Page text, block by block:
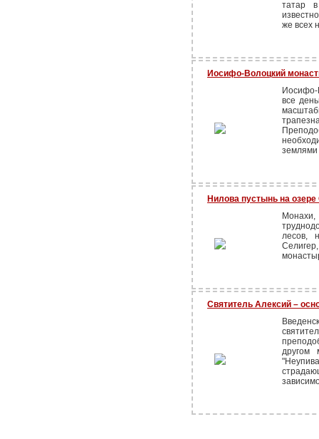
татар
же всех
Иосифо-Волоцкий
все
Нилова пустынь на озере
лесов,
Святитель Алексий –
другом